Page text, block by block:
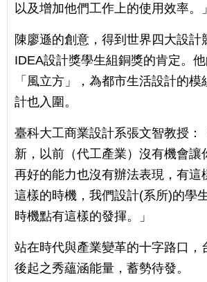
以及增加他們工作上的使用效率。」
陳廖遜的創意，得到世界四大設計
IDEA設計獎學生組銅獎的肯定。
「風立方」，為都市生活設計的
計也入圍。
臺科大工商業設計系張文智教授：
新，以前（代工產業）沒有機會讓
再好的能力也沒有辦法表現，有這
這樣的時機，我們設計(系所)的學
時機點有這樣的發揮。」
站在時代與產業變革的十字路口，
後起之秀蘊涵能量，蓄勢待發。